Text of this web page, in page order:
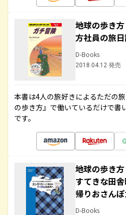
地球の歩き
方社員の旅
D-Books
2018.04.12 発売
本書は4人の旅好きによるただの
の歩き方』で働いているだけで書
です。
地球の歩き
すてきな田
帰りおさん
D-Books